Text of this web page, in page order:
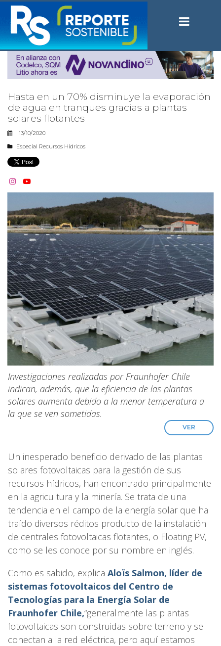
Hasta en un 70% disminuye la evaporación
de agua en tranques gracias a plantas
solares flotantes
13/10/2020
Especial Recursos Hídricos
 
Investigaciones realizadas por Fraunhofer Chile
indican, además, que la eficiencia de las plantas
solares aumenta debido a la menor temperatura a
la que se ven sometidas.
VER
Un inesperado beneficio derivado de las plantas
solares fotovoltaicas para la gestión de sus
recursos hídricos, han encontrado principalmente
en la agricultura y la minería. Se trata de una
tendencia en el campo de la energía solar que ha
traído diversos réditos producto de la instalación
de centrales fotovoltaicas flotantes, o Floating PV,
como se les conoce por su nombre en inglés.
Como es sabido, explica Aloïs Salmon, líder de
sistemas fotovoltaicos del Centro de
Tecnologías para la Energía Solar de
Fraunhofer Chile,“generalmente las plantas
fotovoltaicas son construidas sobre terreno y se
conectan a la red eléctrica, pero aquí estamos